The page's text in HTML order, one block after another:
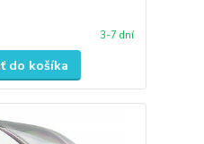
3-7 dní
do košíka